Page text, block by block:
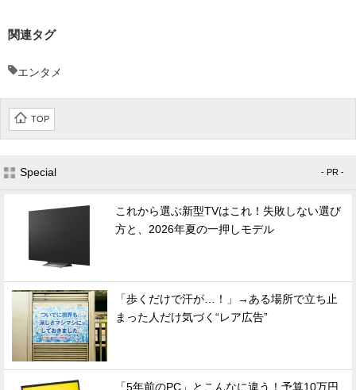
関連タグ
エンタメ
TOP
Special - PR -
これから選ぶ新型TVはこれ！失敗しない選び
方と、2026年夏の一押しモデル
「歩くだけで汗が…！」→ある場所で立ち止
まった人だけ気づく“レア広告”
「5年前のPC」とこんなに違う！予算10万円